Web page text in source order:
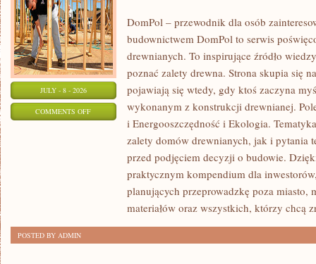
JULY - 8 - 2026
COMMENTS OFFON
FORMALNOŚCI
DomPol – przewodnik dla osób
budownictwem DomPol to serwis
drewnianych. To inspirujące źródło
poznać zalety drewna. Strona skupia się
pojawiają się wtedy, gdy ktoś zaczyna
wykonanym z konstrukcji drewnianej.
i Energooszczędność i Ekologia.
zalety domów drewnianych, jak i pytania
przed podjęciem decyzji o budowie.
praktycznym kompendium dla
planujących przeprowadzkę poza miasto,
materiałów oraz wszystkich, którzy chcą
POSTED BY ADMIN